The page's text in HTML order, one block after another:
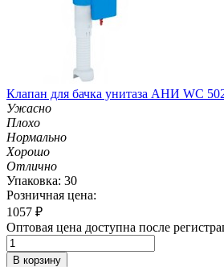
Клапан для бачка унитаза АНИ WC
Ужасно
Плохо
Нормально
Хорошо
Отлично
Упаковка: 30
Розничная цена:
1057 ₽
Оптовая цена доступна после
В корзину